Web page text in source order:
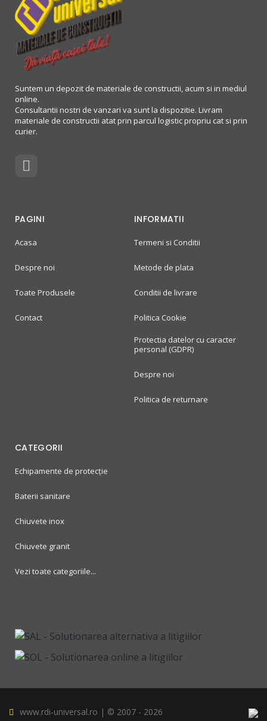
Suntem un depozit de materiale de constructii, acum si in mediul
online.
Consultantii nostri de vanzari va sunt la dispozitie. Livram
materiale de constructii atat prin parcul logistic propriu cat si prin
curier.
PAGINI
Acasa
Despre noi
Toate Produsele
Contact
INFORMATII
Termeni si Conditii
Metode de plata
Conditii de livrare
Politica Cookie
Protectia datelor cu caracter
personal (GDPR)
Despre noi
Politica de returnare
CATEGORII
Echipamente de protecție
Baterii sanitare
Chiuvete inox
Chiuvete granit
Vezi toate categoriile...
www.rdi-universal.ro | © 2007 - 2026